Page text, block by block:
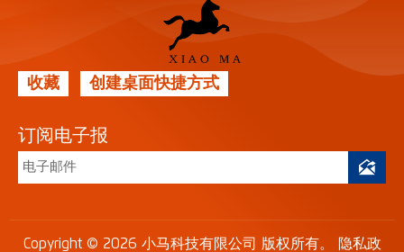
收藏 创建桌面快捷方式
订阅电子报

Copyright © 2026 小马科技有限公司 版权所有。 隐私政